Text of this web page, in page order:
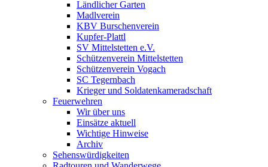
Ländlicher Garten
Madlverein
KBV Burschenverein
Kupfer-Plattl
SV Mittelstetten e.V.
Schützenverein Mittelstetten
Schützenverein Vogach
SC Tegernbach
Krieger und Soldatenkameradschaft
Feuerwehren
Wir über uns
Einsätze aktuell
Wichtige Hinweise
Archiv
Sehenswürdigkeiten